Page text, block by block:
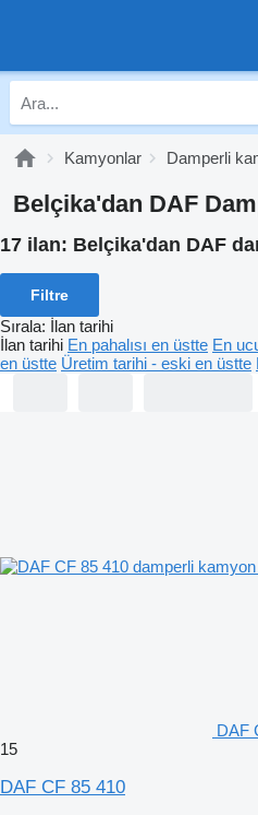
Kamyonlar Damperli
Belçika'dan DAF
17 ilan: Belçika'dan DAF
Filtre
Sırala: İlan tarihi
İlan tarihi En pahalısı en üstte En
en üstte Üretim tarihi - eski en üstte
DAF
15
DAF CF 85 410